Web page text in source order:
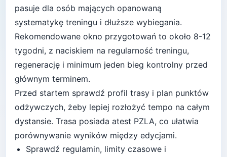
pasuje dla osób mających opanowaną
systematykę treningu i dłuższe wybiegania.
Rekomendowane okno przygotowań to około 8-12
tygodni, z naciskiem na regularność treningu,
regenerację i minimum jeden bieg kontrolny przed
głównym terminem.
Przed startem sprawdź profil trasy i plan punktów
odżywczych, żeby lepiej rozłożyć tempo na całym
dystansie. Trasa posiada atest PZLA, co ułatwia
porównywanie wyników między edycjami.
Sprawdź regulamin, limity czasowe i